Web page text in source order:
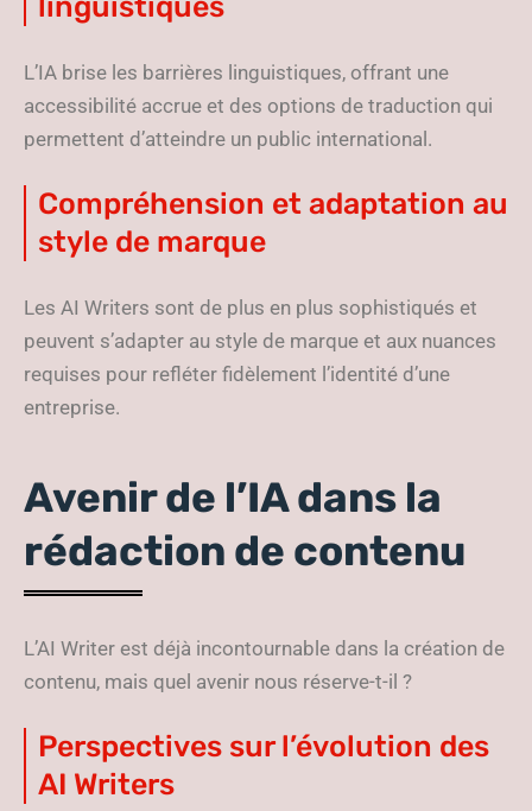
L’IA brise les barrières linguistiques, offrant une
accessibilité accrue et des options de traduction qui
permettent d’atteindre un public international.
Compréhension et adaptation au
style de marque
Les AI Writers sont de plus en plus sophistiqués et
peuvent s’adapter au style de marque et aux nuances
requises pour refléter fidèlement l’identité d’une
entreprise.
Avenir de l’IA dans la
rédaction de contenu
L’AI Writer est déjà incontournable dans la création de
contenu, mais quel avenir nous réserve-t-il ?
Perspectives sur l’évolution des
AI Writers